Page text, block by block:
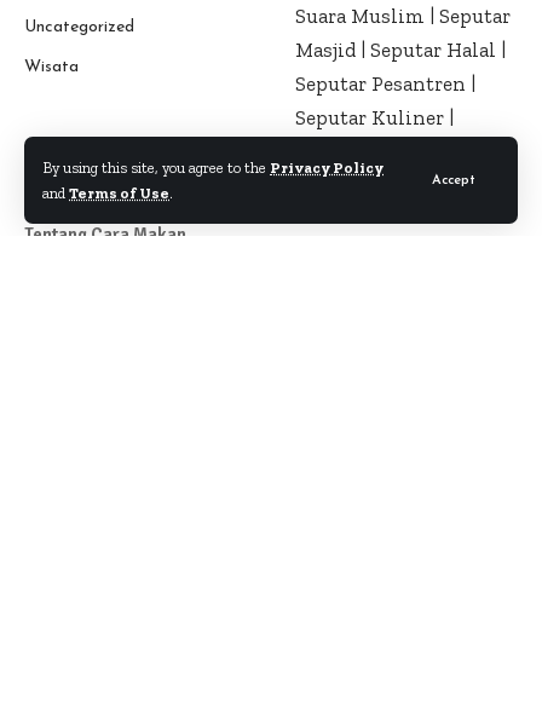
By using this site, you agree to the Privacy Policy
and Terms of Use.
Accept
Uncategorized
Wisata
Suara Muslim
Seputar
Masjid Seputar Halal
Seputar Pesantren
Seputar Kuliner
Tentang Cara Makan